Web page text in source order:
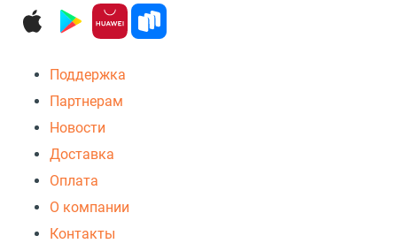
Поддержка
Партнерам
Новости
Доставка
Оплата
О компании
Контакты